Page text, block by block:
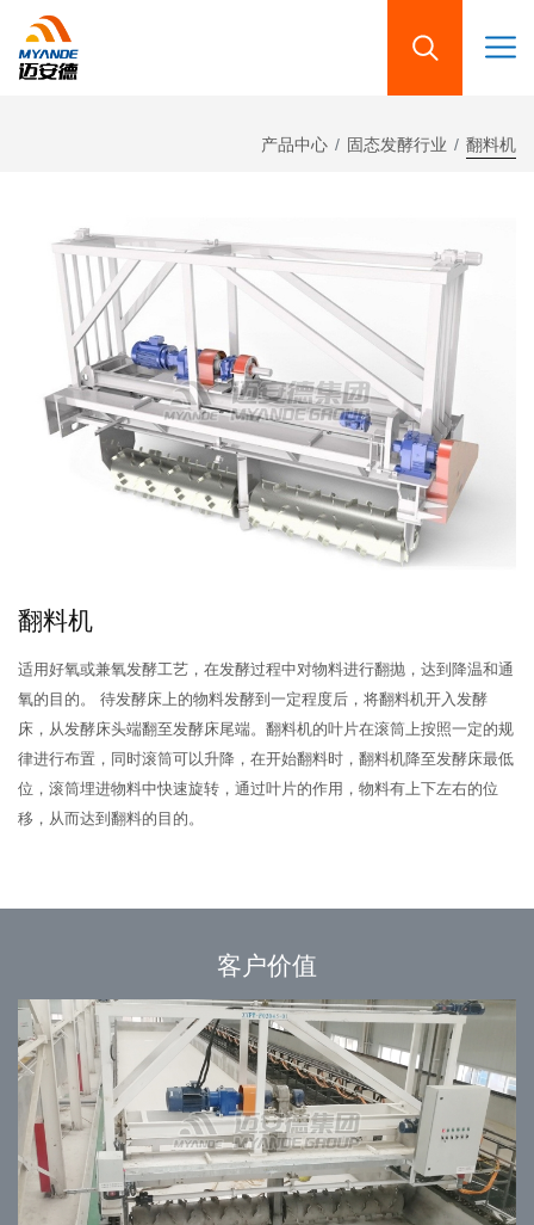
产品中心 固态发酵行业 翻料机
翻料机
适用好氧或兼氧发酵工艺，在发酵过程中对物料进行翻抛，达到降温和通
氧的目的。 待发酵床上的物料发酵到一定程度后，将翻料机开入发酵
床，从发酵床头端翻至发酵床尾端。翻料机的叶片在滚筒上按照一定的规
律进行布置，同时滚筒可以升降，在开始翻料时，翻料机降至发酵床最低
位，滚筒埋进物料中快速旋转，通过叶片的作用，物料有上下左右的位
移，从而达到翻料的目的。
客户价值